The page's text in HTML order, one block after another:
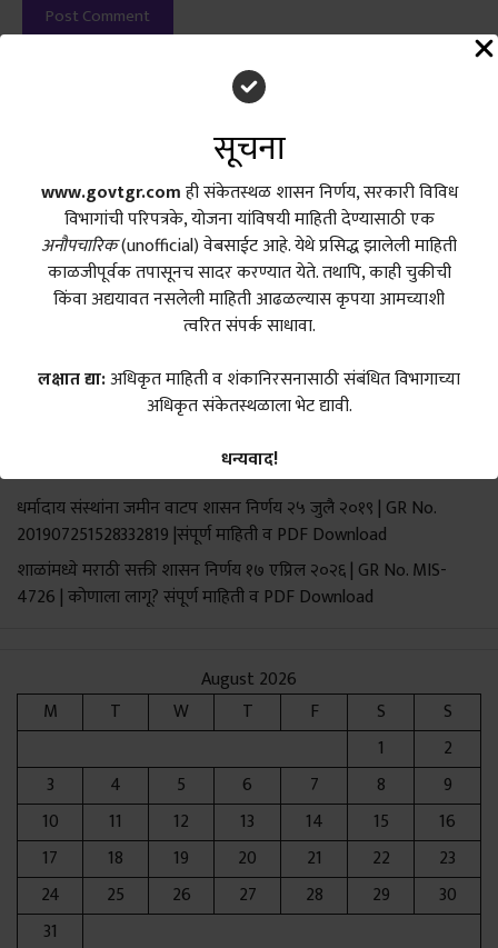
सूचना
www.govtgr.comही संकेतस्थळ शासन निर्णय, सरकारी विविध
विभागांची परिपत्रके, योजना यांविषयी माहिती देण्यासाठी एक
अनौपचारिक(unofficial) वेबसाईट आहे. येथे प्रसिद्ध झालेली माहिती
काळजीपूर्वक तपासूनच सादर करण्यात येते. तथापि, काही चुकीची
किंवा अद्ययावत नसलेली माहिती आढळल्यास कृपया आमच्याशी
त्वरित संपर्क साधावा.
लक्षात द्या:अधिकृत माहिती व शंकानिरसनासाठी संबंधित विभागाच्या
अधिकृत संकेतस्थळाला भेट द्यावी.
धन्यवाद!
Call To Action
Recent Posts
शिक्षण सेवक योजनेत ऐतिहासिक सुधारणा; नवीन शासन निर्णय जारी
शिक्षण सेवक वेतन निश्चिती शासन निर्णय 15 जून 2026 | GR No.
202606151403040721 | PDF Download
जमीन मोजणी फी नवीन दर शासन निर्णय 11 जून 2026 | GR 2026 | नियम
व PDF Download
धर्मादाय संस्थांना जमीन वाटप शासन निर्णय २५ जुलै २०१९ | GR No.
201907251528332819 |संपूर्ण माहिती व PDF Download
शाळांमध्ये मराठी सक्ती शासन निर्णय १७ एप्रिल २०२६ | GR No. MIS-
4726 | कोणाला लागू? संपूर्ण माहिती व PDF Download
August 2026
M
T W T F S
S
1
2
3
4 5 6 7 8
9
10
11 12 13 14 15
16
17
18 19 20 21 22
23
24
25 26 27 28 29
30
31